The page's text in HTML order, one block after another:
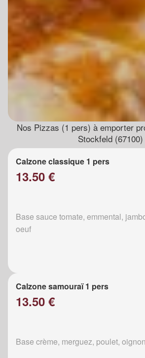
Nos Pizzas (1 pers) à emporter
Stockfeld (67100)
Calzone classique 1 pers
13.50 €
Base sauce tomate, emmental,
oeuf
Calzone samouraï 1 pers
13.50 €
Base crème, merguez, poulet,